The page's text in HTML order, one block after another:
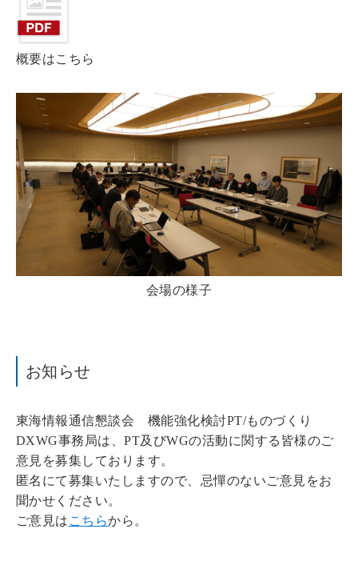
概要はこちら
会場の様子
お知らせ
東海情報通信懇談会 機能強化検討PT/ものづくり
DXWG事務局は、PT及びWGの活動に関する皆様のご
意見を募集しております。
匿名にて募集いたしますので、忌憚のないご意見をお
聞かせください。
ご意見は こちらから。